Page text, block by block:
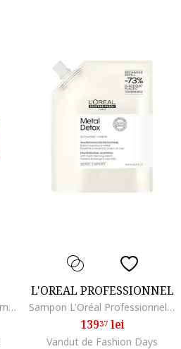
Kit Smoothing Anti-Frizz: Sampon 250 ml + Balsam 250 ml + Spray Anti-Frizz 160 ml + Geanta
L'OREAL PROFESSIONNEL
Sampon L'Oréal Professionnel Serie Expert Metal Detox impotriva ruperii parului si pentru mentinerea culorii, pentru toate tipurile de par decolorat, colorat sau balayage, fara sulfati, 0.5 l
13937lei
Vandut de Fashion Days